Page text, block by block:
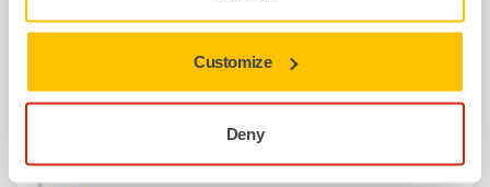
Customize
Deny
Mirka® Overall Koolstoflijn
Hoogwaardige, goed ventilerende, silicone-
en pluisvrije overall. 98% polyester en 2%
koolstofvezel.